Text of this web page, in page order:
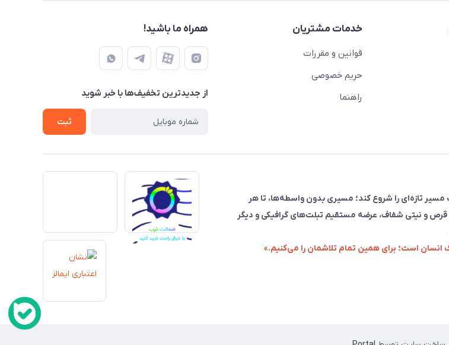
خدمات مشتریان
قوانین و مقررات
حریم خصوصی
راهنما
همراه ما باشید!
از جدید‌ترین تخفیف‌ها با‌ خبر شوید
ثبت
گرفت مسیر تازه‌ای را شروع کند؛ مسیری بدون واسطه‌ها، تا هر
قرص و نیتی شفاف، عرضه مستقیم تبلت‌های گرافیکی و دیگر
است؛ برای همین تمام تلاشمان را می‌کنیم.»